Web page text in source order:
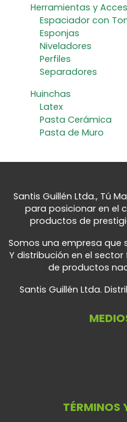
Herramientas y
Espaciador con
Esponjas
Niveladores
Perfiles
Separadores
Huinchas
Latex
Pasta Cerámica
Pasta de Muro
Santis Guillén Ltda., Tú
para posicionar en el
productos de
Somos una empresa que
Y distribución en el
de productos
Santis Guillén Ltda.
TÉRMINOS